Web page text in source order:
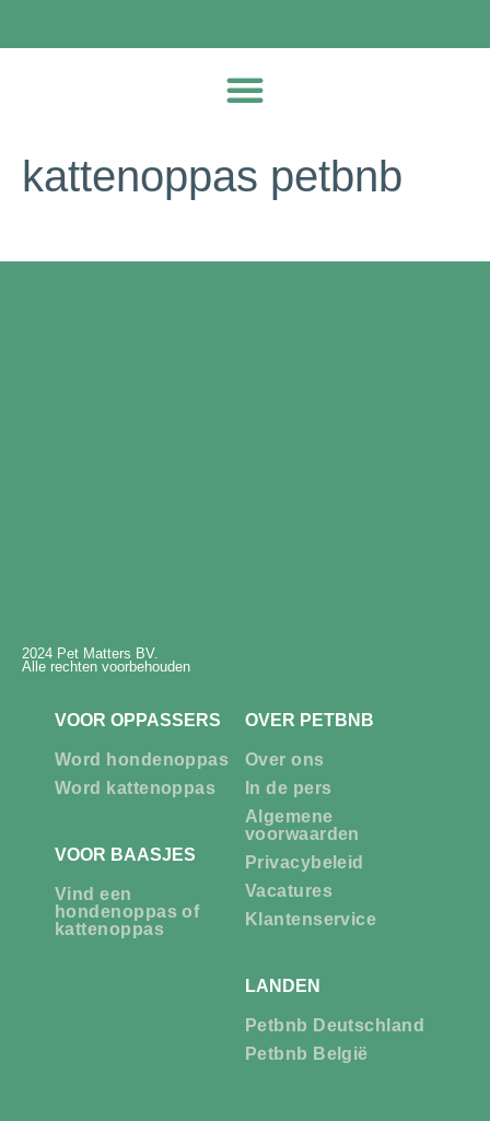
kattenoppas petbnb
2024 Pet Matters BV.
Alle rechten voorbehouden
VOOR OPPASSERS
Word hondenoppas
Word kattenoppas
VOOR BAASJES
Vind een
hondenoppas of
kattenoppas
OVER PETBNB
Over ons
In de pers
Algemene
voorwaarden
Privacybeleid
Vacatures
Klantenservice
LANDEN
Petbnb Deutschland
Petbnb België